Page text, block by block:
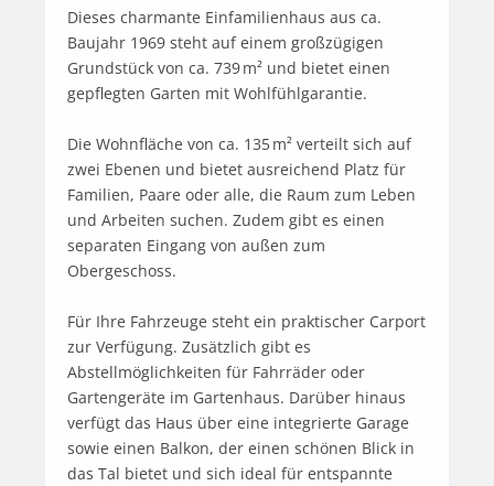
Dieses charmante Einfamilienhaus aus ca.
Baujahr 1969 steht auf einem großzügigen
Grundstück von ca. 739 m² und bietet einen
gepflegten Garten mit Wohlfühlgarantie.
Die Wohnfläche von ca. 135 m² verteilt sich auf
zwei Ebenen und bietet ausreichend Platz für
Familien, Paare oder alle, die Raum zum Leben
und Arbeiten suchen. Zudem gibt es einen
separaten Eingang von außen zum
Obergeschoss.
Für Ihre Fahrzeuge steht ein praktischer Carport
zur Verfügung. Zusätzlich gibt es
Abstellmöglichkeiten für Fahrräder oder
Gartengeräte im Gartenhaus. Darüber hinaus
verfügt das Haus über eine integrierte Garage
sowie einen Balkon, der einen schönen Blick in
das Tal bietet und sich ideal für entspannte